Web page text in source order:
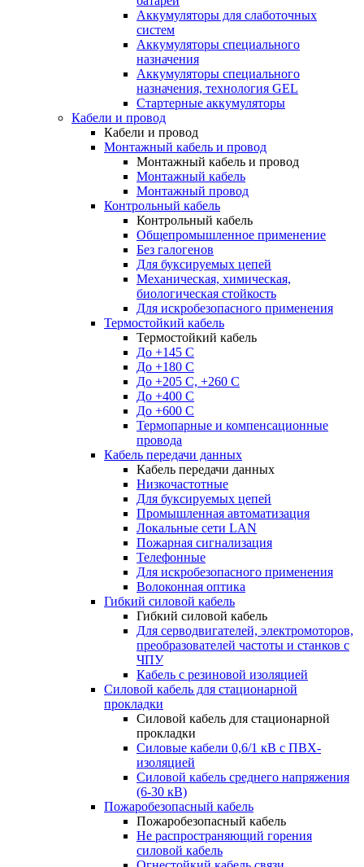
Аккумуляторы для слаботочных
систем
Аккумуляторы специального
назначения
Аккумуляторы специального
назначения, технология GEL
Стартерные аккумуляторы
Кабели и провод
Кабели и провод
Монтажный кабель и провод
Монтажный кабель и провод
Монтажный кабель
Монтажный провод
Контрольный кабель
Контрольный кабель
Общепромышленное применение
Без галогенов
Для буксируемых цепей
Механическая, химическая,
биологическая стойкость
Для искробезопасного применения
Термостойкий кабель
Термостойкий кабель
До +145 С
До +180 C
До +205 С, +260 С
До +400 C
До +600 С
Термопарные и компенсационные
провода
Кабель передачи данных
Кабель передачи данных
Низкочастотные
Для буксируемых цепей
Промышленная автоматизация
Локальные сети LAN
Пожарная сигнализация
Телефонные
Для искробезопасного применения
Волоконная оптика
Гибкий силовой кабель
Гибкий силовой кабель
Для серводвигателей, электромоторов,
преобразователей частоты и станков с
ЧПУ
Кабель с резиновой изоляцией
Силовой кабель для стационарной
прокладки
Силовой кабель для стационарной
прокладки
Силовые кабели 0,6/1 кВ с ПВХ-
изоляцией
Силовой кабель среднего напряжения
(6-30 кВ)
Пожаробезопасный кабель
Пожаробезопасный кабель
Не распространяющий горения
силовой кабель